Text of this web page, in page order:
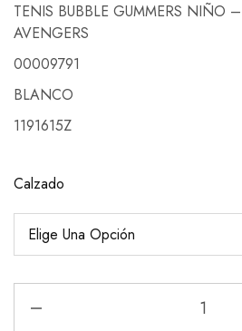
TENIS BUBBLE GUMMERS NIÑO
AVENGERS
00009791
BLANCO
1191615Z
Calzado